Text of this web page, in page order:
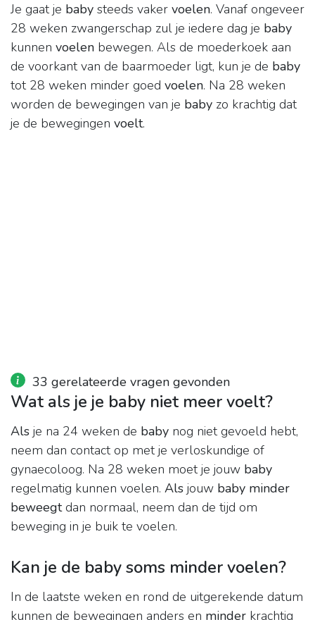
Je gaat je baby steeds vaker voelen. Vanaf ongeveer
28 weken zwangerschap zul je iedere dag je baby
kunnen voelen bewegen. Als de moederkoek aan
de voorkant van de baarmoeder ligt, kun je de baby
tot 28 weken minder goed voelen. Na 28 weken
worden de bewegingen van je baby zo krachtig dat
je de bewegingen voelt.
33 gerelateerde vragen gevonden
Wat als je je baby niet meer voelt?
Als je na 24 weken de baby nog niet gevoeld hebt,
neem dan contact op met je verloskundige of
gynaecoloog. Na 28 weken moet je jouw baby
regelmatig kunnen voelen. Als jouw baby minder
beweegtdan normaal, neem dan de tijd om
beweging in je buik te voelen.
Kan je de baby soms minder voelen?
In de laatste weken en rond de uitgerekende datum
kunnen de bewegingen anders en minder krachtig